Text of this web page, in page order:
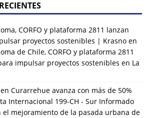
CORFO y plataforma 2811 lanzan
proyectos sostenibles | Krasno en
de Chile, CORFO y plataforma 2811
impulsar proyectos sostenibles en La
Curarrehue avanza con más de 50%
Internacional 199-CH - Sur Informado
el mejoramiento de la pasada urbana de